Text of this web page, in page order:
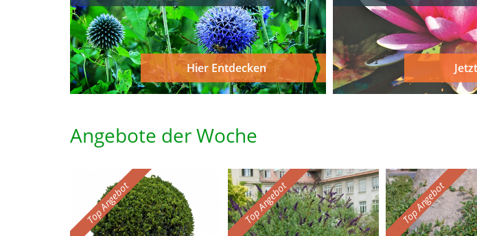
Hier Entdecken
Angebote derWoche
Top Angebot Top Angebot Top Angebot